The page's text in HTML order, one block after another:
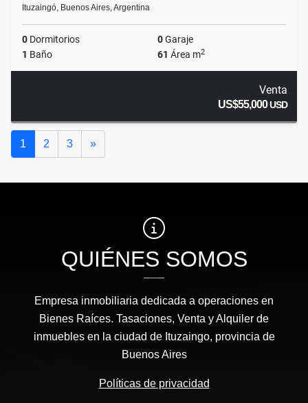
Ituzaingó, Buenos Aires, Argentina
0 Dormitorios 0Garaje
1 Baño 61 Área m2
Venta
US$55,000USD
1 2 3 »Siguiente
QUIÉNES SOMOS
Empresa inmobiliaria dedicada a operaciones en
Bienes Raíces. Tasaciones, Venta y Alquiler de
inmuebles en la ciudad de Ituzaingo, provincia de
Buenos Aires
Políticas de privacidad